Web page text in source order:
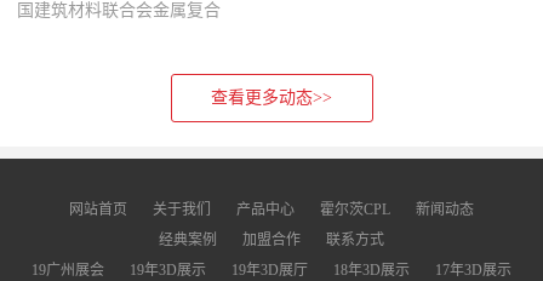
国建筑材料联合会金属复合
查看更多动态>>
网站首页 关于我们 产品中心 霍尔茨CPL
新闻动态
经典案例
加盟合作
联系方式
19广州展会
19年3D展示 19年3D展厅 18年3D展示 17年3D展示